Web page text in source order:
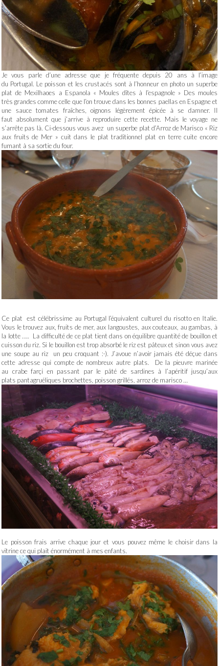
Je vous parle d’une adresse que je fréquente depuis 20 ans à l’image
du Portugal. Le poisson et les crustacés sont à l’honneur en photo un superbe
plat de Mexilhaoes a Espanola « Moules dîtes à l’espagnole » Des moules
très grandes comme celle que l’on trouve dans les bonnes paellas en Espagne et
une sauce tomates fraîches, oignons légèrement épicée à se damner. Il
faut absolument que j’arrive à reproduire cette recette. Mais le voyage ne
s’arrête pas là. Ci-dessous vous avez un superbe plat d’Arroz de Marisco « Riz
aux fruits de Mer » cuit dans le plat traditionnel plat en terre cuite encore
fumant à sa sortie du four.
Ce plat est célébrissime au Portugal l’équivalent culturel du risotto en Italie.
Vous le trouvez aux, fruits de mer, aux langoustes, aux couteaux, au gambas, à
la lotte ….. La difficulté de ce plat tient dans on équilibre quantité de bouillon et
cuisson du riz. Si le bouillon est trop absorbé le riz est pâteux et sinon vous avez
une soupe au riz un peu croquant :-). J’avoue n’avoir jamais été déçue dans
cette adresse qui compte de nombreux autre plats. De la pieuvre marinée
au crabe farçi en passant par le pâté de sardines à l’apéritif jusqu’aux
plats pantagruéliques brochettes, poisson grillés, arroz de marisco …
Le poisson frais arrive chaque jour et vous pouvez même le choisir dans la
vitrine ce qui plait énormément à mes enfants.